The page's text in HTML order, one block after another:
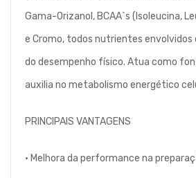
Gama-Orizanol, BCAA`s (Isoleucina,
e Cromo, todos nutrientes
do desempenho físico. Atua como
auxilia no metabolismo energético
PRINCIPAIS VANTAGENS
• Melhora da performance na